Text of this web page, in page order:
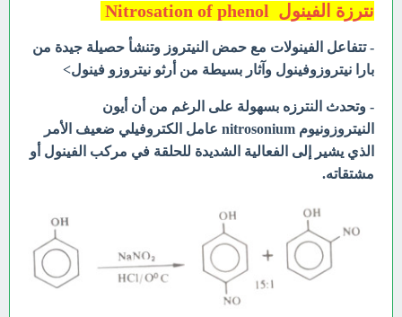
نترزة الفينول Nitrosation of phenol
- تتفاعل الفينولات مع حمض النيتروز وتنشأ حصيلة جيدة من
بارا نيتروزوفينول وآثار بسيطة من أرثو نیتروزو فينول>
- وتحدث النترزه بسهولة على الرغم من أن أيون
النيتروزونيوم nitrosonium عامل الكتروفيلي ضعيف الأمر
الذي يشير إلى الفعالية الشديدة للحلقة في مركب الفينول أو
مشتقاته.